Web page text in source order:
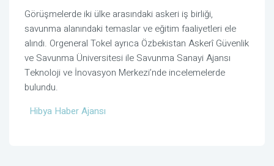
Görüşmelerde iki ülke arasındaki askeri iş birliği,
savunma alanındaki temaslar ve eğitim faaliyetleri ele
alındı. Orgeneral Tokel ayrıca Özbekistan Askerî Güvenlik
ve Savunma Üniversitesi ile Savunma Sanayi Ajansı
Teknoloji ve İnovasyon Merkezi’nde incelemelerde
bulundu.
Hibya Haber Ajansı